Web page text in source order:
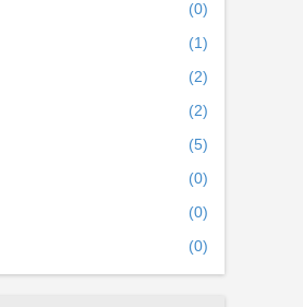
(0)
(1)
(2)
(2)
(5)
(0)
(0)
(0)